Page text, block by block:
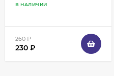
В НАЛИЧИИ
260₽
230 ₽